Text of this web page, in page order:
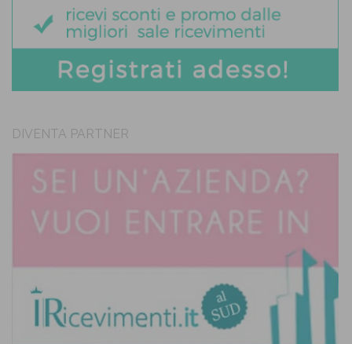
DIVENTA PARTNER